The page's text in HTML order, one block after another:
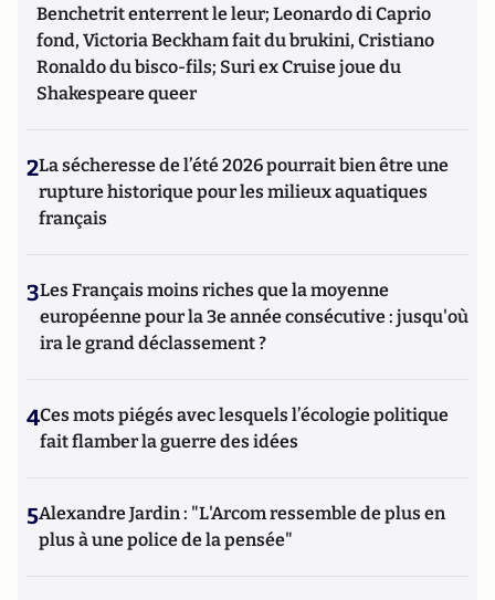
Benchetrit enterrent le leur; Leonardo di Caprio
fond, Victoria Beckham fait du brukini, Cristiano
Ronaldo du bisco-fils; Suri ex Cruise joue du
Shakespeare queer
2La sécheresse de l’été 2026 pourrait bien être une
rupture historique pour les milieux aquatiques
français
3Les Français moins riches que la moyenne
européenne pour la 3e année consécutive : jusqu'où
ira le grand déclassement ?
4Ces mots piégés avec lesquels l’écologie politique
fait flamber la guerre des idées
5Alexandre Jardin : "L'Arcom ressemble de plus en
plus à une police de la pensée"